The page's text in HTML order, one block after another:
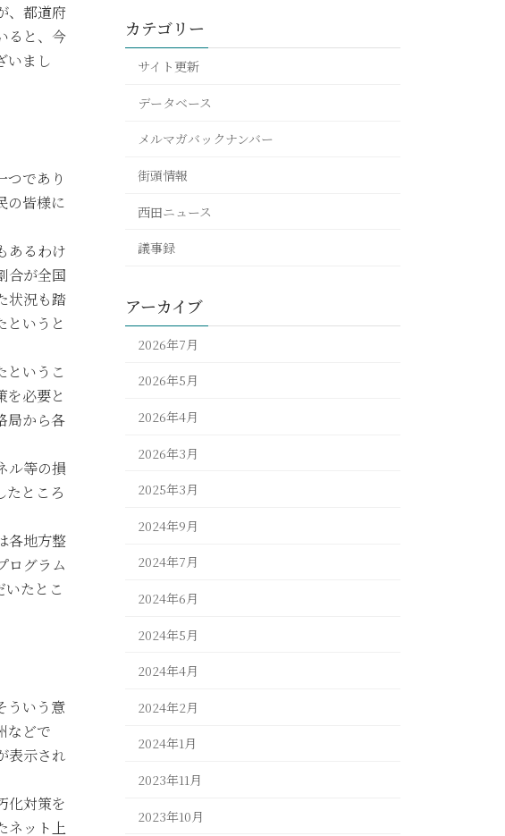
、都道府
ると、今
いまし
であり
の皆様に
あるわけ
合が全国
状況も踏
というと
というこ
を必要と
局から各
ル等の損
たところ
各地方整
ログラム
たとこ
ういう意
などで
表示され
化対策を
ネット上
カテゴリー
サイト更新
データベース
メルマガバックナンバー
街頭情報
西田ニュース
議事録
アーカイブ
2026年7月
2026年5月
2026年4月
2026年3月
2025年3月
2024年9月
2024年7月
2024年6月
2024年5月
2024年4月
2024年2月
2024年1月
2023年11月
2023年10月